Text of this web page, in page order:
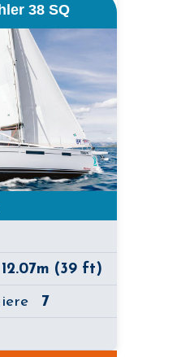
38 SQ
12.07m (39 ft)
7